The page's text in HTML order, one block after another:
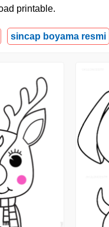
printable.
sincap boyama resmi